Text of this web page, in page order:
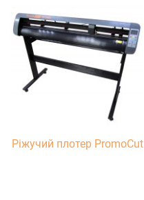
Ріжучий плотер PromoCut